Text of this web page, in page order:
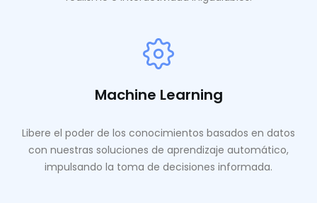
Machine Learning
Libere el poder de los conocimientos basados ​​en datos
con nuestras soluciones de aprendizaje automático,
impulsando la toma de decisiones informada.